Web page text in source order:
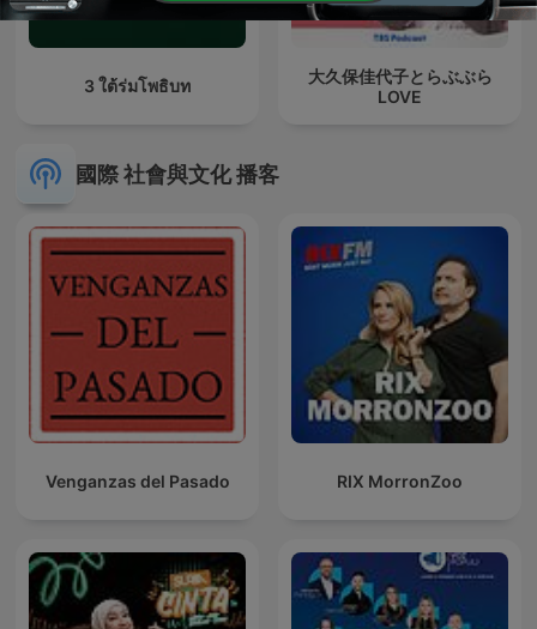
3 ใต้ร่มโพธิบท
大久保佳代子とらぶぶら
LOVE
國際 社會與文化 播客
Venganzas del Pasado RIX MorronZoo